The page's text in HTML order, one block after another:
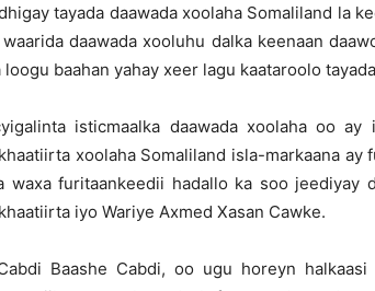
tayada daawada xoolaha Somaliland la
daawada xooluhu dalka keenaan
loogu baahan yahay xeer lagu kaataroolo
isticmaalka daawada xoolaha oo ay
xoolaha Somaliland isla-markaana
waxa furitaankeedii hadallo ka soo jeediyay
iyo Wariye Axmed Xasan Cawke.
Baashe Cabdi, oo ugu horeyn